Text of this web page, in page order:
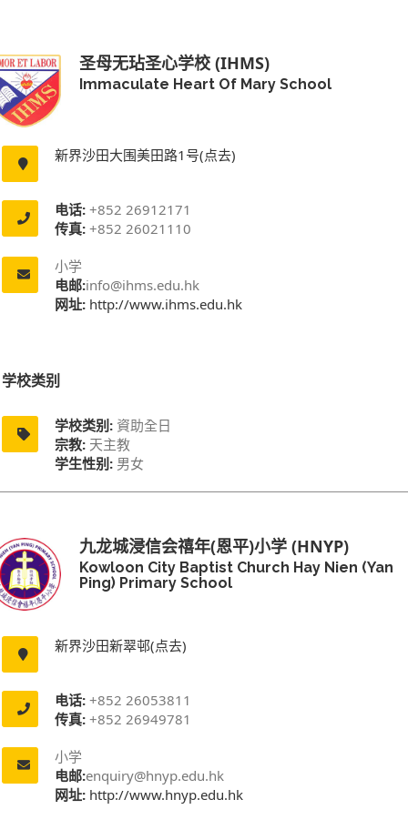
圣母无玷圣心学校 (IHMS)
Immaculate Heart Of Mary School
新界沙田大围美田路1号(点去)
电话: +852 26912171
传真: +852 26021110
小学
电邮:info@ihms.edu.hk
网址: http://www.ihms.edu.hk
学校类别
学校类别: 資助全日
宗教: 天主教
学生性别: 男女
九龙城浸信会禧年(恩平)小学 (HNYP)
Kowloon City Baptist Church Hay Nien (Yan
Ping) Primary School
新界沙田新翠邨(点去)
电话: +852 26053811
传真: +852 26949781
小学
电邮:enquiry@hnyp.edu.hk
网址: http://www.hnyp.edu.hk